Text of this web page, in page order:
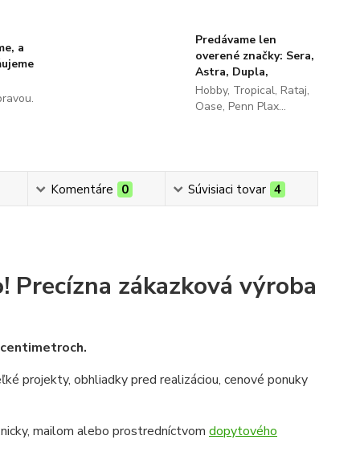
a
Predávame len
overené značky: Sera,
Astra, Dupla,
Hobby, Tropical, Rataj,
Oase, Penn Plax...
Komentáre 0 Súvisiaci tovar 4
Precízna zákazková výroba
projekty, obhliadky pred realizáciou, cenové ponuky
mailom alebo prostredníctvom dopytového